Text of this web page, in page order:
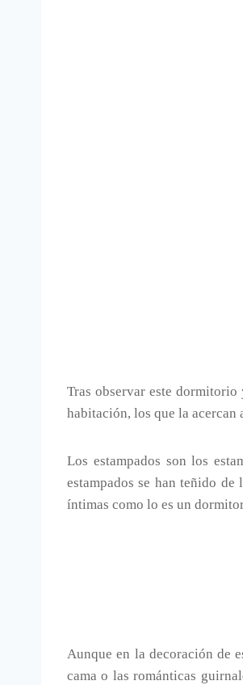
Tras observar este
habitación, los que la acercan
Los estampados son los
estampados se han teñido
íntimas como lo es un
Aunque en la decoración de
cama o las románticas